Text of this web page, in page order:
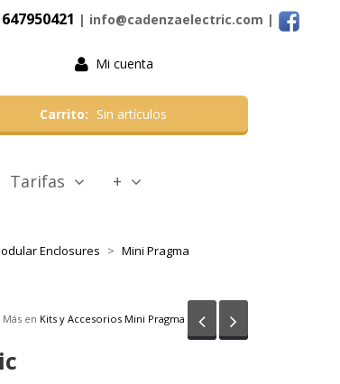
647950421 | info@cadenzaelectric.com |
Mi cuenta
Carrito Sin artículos
Tarifas +
Enclosures
Mini Pragma
Más en Kits y Accesorios Mini Pragma Anterior